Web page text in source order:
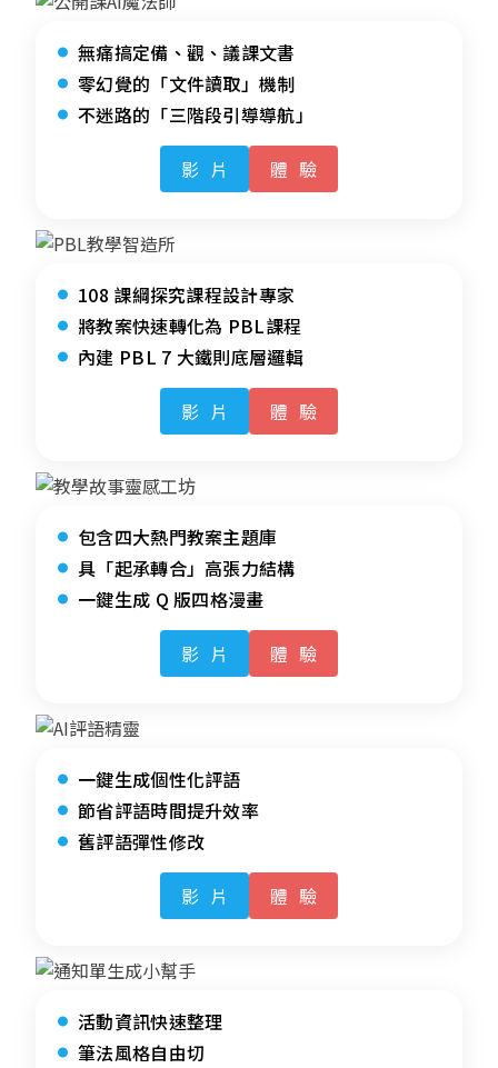
無痛搞定備、觀、議課文書
零幻覺的「文件讀取」機制
不迷路的「三階段引導導航」
影片 體驗
108 課綱探究課程設計專家
將教案快速轉化為 PBL課程
內建 PBL 7 大鐵則底層邏輯
影片 體驗
包含四大熱門教案主題庫
具「起承轉合」高張力結構
一鍵生成 Q 版四格漫畫
影片 體驗
一鍵生成個性化評語
節省評語時間提升效率
舊評語彈性修改
影片 體驗
活動資訊快速整理
筆法風格自由切